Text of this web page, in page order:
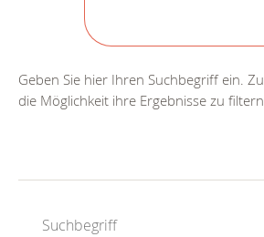
Geben Sie hier Ihren Suchbegriff ein.
die Möglichkeit ihre Ergebnisse zu